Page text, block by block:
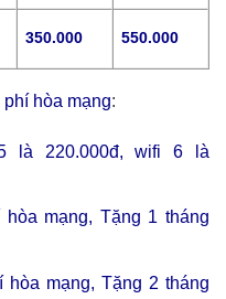
350.000 550.000
phí hòa mạng:
là 220.000đ, wifi 6 là
mạng, Tặng 1 tháng
mạng, Tặng 2 tháng